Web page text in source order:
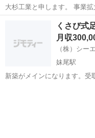
大杉工業と申します。 事業拡大の為社
山市内 給与：30万〰️(上限な
員 残業手当 福利厚生（子供
鳶職
くさび式
月収
（株）シー
妹尾駅
新築がメインになります。受